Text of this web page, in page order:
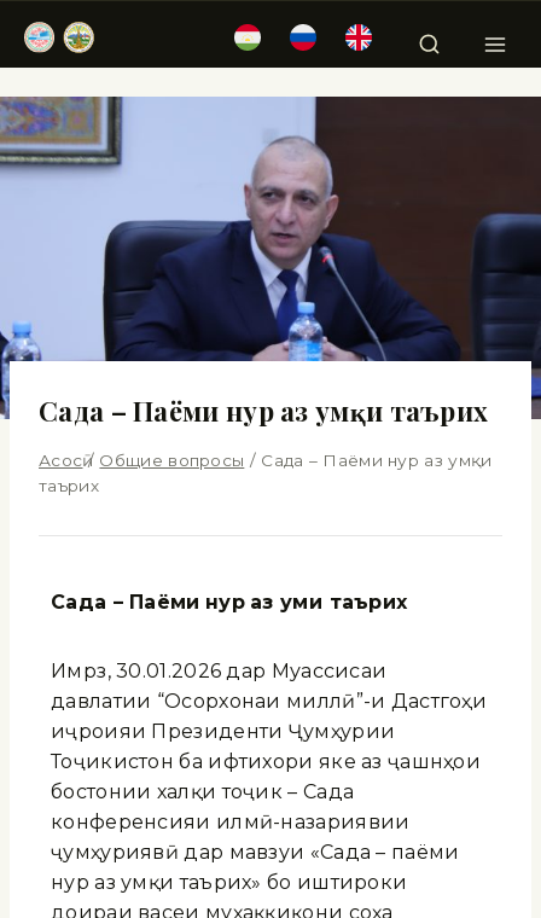
Сада – Паёми нур аз умқи таърих
Асосӣ / Общие вопросы / Сада – Паёми нур аз умқи
таърих
Сада – Паёми нур аз умқи таърих
Имрӯз, 30.01.2026 дар Муассисаи
давлатии “Осорхонаи миллӣ”-и Дастгоҳи
иҷроияи Президенти Ҷумҳурии
Тоҷикистон ба ифтихори яке аз ҷашнҳои
бостонии халқи тоҷик – Сада
конференсияи илмӣ-назариявии
ҷумҳуриявӣ дар мавзуи «Сада – паёми
нур аз умқи таърих» бо иштироки
доираи васеи муҳаққиқони соҳа